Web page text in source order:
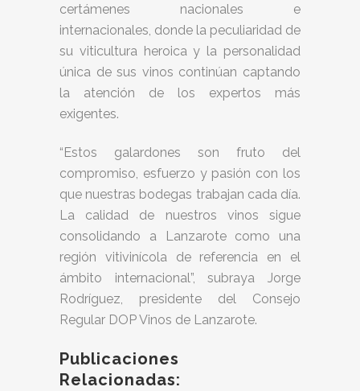
certámenes nacionales e
internacionales, donde la peculiaridad de
su viticultura heroica y la personalidad
única de sus vinos continúan captando
la atención de los expertos más
exigentes.
“Estos galardones son fruto del
compromiso, esfuerzo y pasión con los
que nuestras bodegas trabajan cada día.
La calidad de nuestros vinos sigue
consolidando a Lanzarote como una
región vitivinícola de referencia en el
ámbito internacional”, subraya Jorge
Rodríguez, presidente del Consejo
Regular DOP Vinos de Lanzarote.
Publicaciones
Relacionadas: